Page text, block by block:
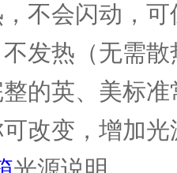
不会闪动，
发热（无需
的英、美标准
改变，增加光